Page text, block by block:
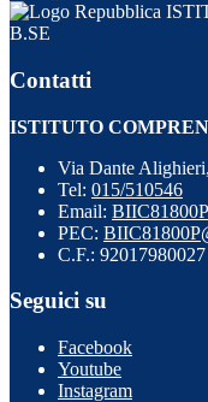
B.SE
Contatti
ISTITUTO
Via Dante
Tel: 015/510546
Email:
PEC:
C.F.: 92017980027
Seguici su
Facebook
Youtube
Instagram